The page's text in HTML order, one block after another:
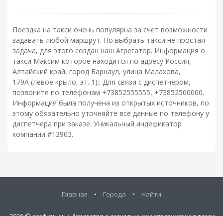
Поездка на такси очень популярна за счет возможности
задавать любой маршрут. Но выбрать такси не простая
задача, для этого создан наш Агрегатор. Информация о
такси Максим которое находится по адресу Россия,
Алтайский край, город Барнаул, улица Малахова,
179А (левое крыло, эт. 1);. Для связи с диспетчером,
позвоните по телефонам +73852555555, +73852500000.
Информация была получена из открытых источников, по
этому обязательно уточняйте все данные по телефону у
диспетчера при заказе. Уникальный индефикатор
компании #13903.
Главная • Города • Найти